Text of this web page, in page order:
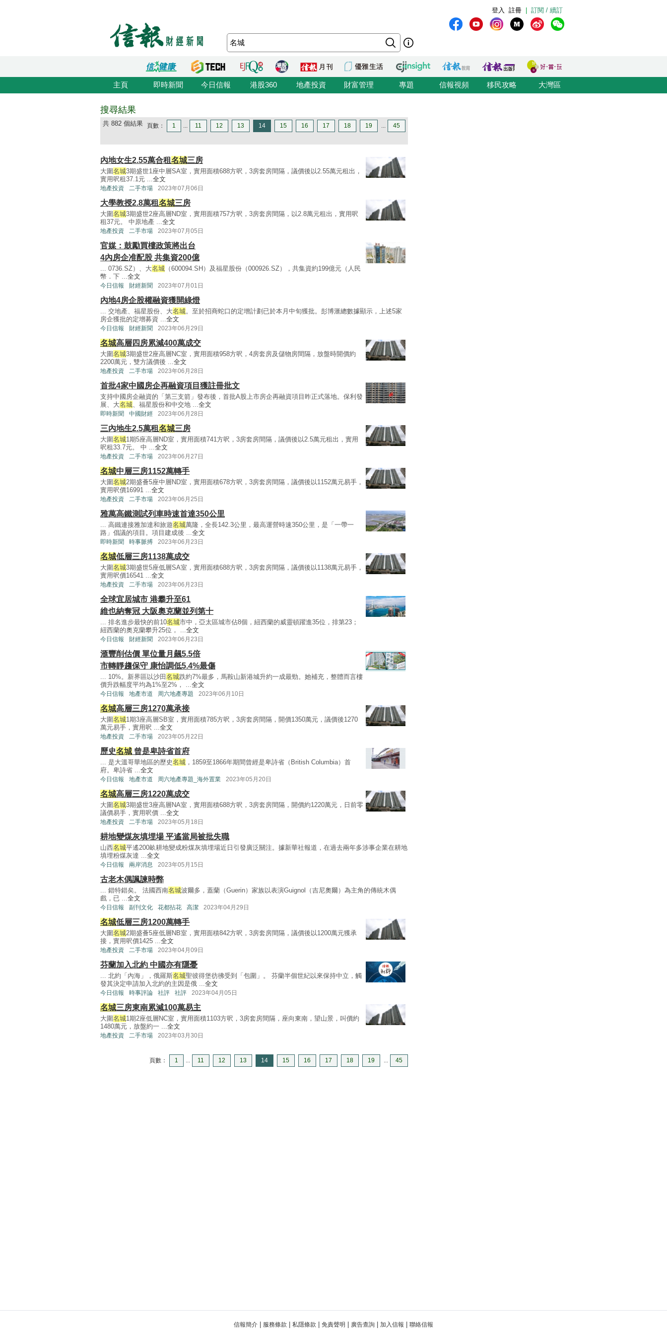
訂閱 / 續訂
註冊
登入
主頁 即時新聞 今日信報 港股360 地產投資 財富管理 專題 信報視頻 移民攻略 大灣區
搜尋結果
共 882 個結果 頁數： 1 ... 11 12 13 14 15 16 17 18 19 ... 45
內地女生2.55萬合租名城三房
大圍名城3期盛世1座中層SA室，實用面積688方呎，3房套房間隔，議價後以2.55萬元租出，
實用呎租37.1元 ...全文
地產投資 二手市場 2023年07月06日
大學教授2.8萬租名城三房
大圍名城3期盛世2座高層ND室，實用面積757方呎，3房套房間隔，以2.8萬元租出，實用呎
租37元。 中原地產 ...全文
地產投資 二手市場 2023年07月05日
官媒：鼓勵買樓政策將出台
4內房企准配股 共集資200億
... 0736.SZ）、大名城 （600094.SH）及福星股份（000926.SZ），共集資約199億元（人民
幣．下 ...全文
今日信報 財經新聞 2023年07月01日
內地4房企股權融資獲開綠燈
... 交地產、福星股份、大名城。至於招商蛇口的定增計劃已於本月中旬獲批。彭博滙總數據顯示，上述5家
房企獲批的定增募資 ...全文
今日信報 財經新聞 2023年06月29日
名城高層四房累減400萬成交
大圍名城3期盛世2座高層NC室，實用面積958方呎，4房套房及儲物房間隔，放盤時開價約
2200萬元，雙方議價後 ...全文
地產投資 二手市場 2023年06月28日
首批4家中國房企再融資項目獲註冊批文
支持中國房企融資的「第三支箭」發布後，首批A股上市房企再融資項目昨正式落地。保利發
展、大名城、福星股份和中交地 ...全文
即時新聞 中國財經 2023年06月28日
三內地生2.5萬租名城三房
大圍名城1期5座高層ND室，實用面積741方呎，3房套房間隔，議價後以2.5萬元租出，實用
呎租33.7元。 中 ...全文
地產投資 二手市場 2023年06月27日
名城中層三房1152萬轉手
大圍名城2期盛薈5座中層ND室，實用面積678方呎，3房套房間隔，議價後以1152萬元易手，
實用呎價16991 ...全文
地產投資 二手市場 2023年06月25日
雅萬高鐵測試列車時速首達350公里
... 高鐵連接雅加達和旅遊名城萬隆，全長142.3公里，最高運營時速350公里，是「一帶一
路」倡議的項目。項目建成後 ...全文
即時新聞 時事脈搏 2023年06月23日
名城低層三房1138萬成交
大圍名城3期盛世5座低層SA室，實用面積688方呎，3房套房間隔，議價後以1138萬元易手，
實用呎價16541 ...全文
地產投資 二手市場 2023年06月23日
全球宜居城市 港攀升至61
維也納奪冠 大阪奧克蘭並列第十
... 排名進步最快的前10名城市中，亞太區城市佔8個，紐西蘭的威靈頓躍進35位，排第23；
紐西蘭的奧克蘭攀升25位， ...全文
今日信報 財經新聞 2023年06月23日
滙豐削估價 單位量月飆5.5倍
市轉靜趨保守 康怡調低5.4%最傷
... 10%。新界區以沙田 名城跌約7%最多，馬鞍山新港城升約一成最勁。她補充，整體而言樓
價升跌幅度平均為1%至2%， ...全文
今日信報 地產市道 周六地產專題 2023年06月10日
名城高層三房1270萬承接
大圍名城1期3座高層SB室，實用面積785方呎，3房套房間隔，開價1350萬元，議價後1270
萬元易手，實用呎 ...全文
地產投資 二手市場 2023年05月22日
歷史名城 曾是卑詩省首府
... 是大溫哥華地區的歷史名城 ，1859至1866年期間曾經是卑詩省（British Columbia）首
府。卑詩省 ...全文
今日信報 地產市道 周六地產專題_海外置業 2023年05月20日
名城高層三房1220萬成交
大圍名城3期盛世3座高層NA室，實用面積688方呎，3房套房間隔，開價約1220萬元，日前零
議價易手，實用呎價 ...全文
地產投資 二手市場 2023年05月18日
耕地變煤灰填埋場 平遙當局被批失職
山西名城平遙200畝耕地變成粉煤灰填埋場近日引發廣泛關注。據新華社報道，在過去兩年多涉事企業在耕地
填埋粉煤灰達 ...全文
今日信報 兩岸消息 2023年05月15日
古老木偶諷諫時弊
... 錯特錯矣。 法國西南名城波爾多，蓋蘭（Guerin）家族以表演Guignol（吉尼奧爾）為主角的傳統木偶
戲，已 ...全文
今日信報 副刊文化 花都拈花 高潔 2023年04月29日
名城低層三房1200萬轉手
大圍名城2期盛薈5座低層NB室，實用面積842方呎，3房套房間隔，議價後以1200萬元獲承
接，實用呎價1425 ...全文
地產投資 二手市場 2023年04月09日
芬蘭加入北約 中國亦有隱憂
... 北約「內海」，俄羅斯名城聖彼得堡彷彿受到「包圍」。 芬蘭半個世紀以來保持中立，觸
發其決定申請加入北約的主因是俄 ...全文
今日信報 時事評論 社評 社評 2023年04月05日
名城三房東南累減100萬易主
大圍名城1期2座低層NC室，實用面積1103方呎，3房套房間隔，座向東南，望山景，叫價約
1480萬元，放盤約一 ...全文
地產投資 二手市場 2023年03月30日
頁數： 1 ... 11 12 13 14 15 16 17 18 19 ... 45
信報簡介 服務條款 私隱條款 免責聲明 廣告查詢 加入信報 聯絡信報